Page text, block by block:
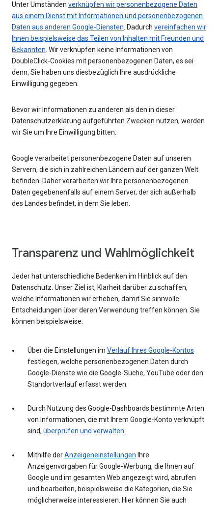
Unter Umständen verknüpfen wir personenbezogene Daten
aus einem Dienst mit Informationen und personenbezogenen
Daten aus anderen Google-Diensten. Dadurch vereinfachen wir
Ihnen beispielsweise das Teilen von Inhalten mit Freunden und
Bekannten. Wir verknüpfen keine Informationen von
DoubleClick-Cookies mit personenbezogenen Daten, es sei
denn, Sie haben uns diesbezüglich Ihre ausdrückliche
Einwilligung gegeben.
Bevor wir Informationen zu anderen als den in dieser
Datenschutzerklärung aufgeführten Zwecken nutzen, werden
wir Sie um Ihre Einwilligung bitten.
Google verarbeitet personenbezogene Daten auf unseren
Servern, die sich in zahlreichen Ländern auf der ganzen Welt
befinden. Daher verarbeiten wir Ihre personenbezogenen
Daten gegebenenfalls auf einem Server, der sich außerhalb
des Landes befindet, in dem Sie leben.
Transparenz und Wahlmöglichkeit
Jeder hat unterschiedliche Bedenken im Hinblick auf den
Datenschutz. Unser Ziel ist, Klarheit darüber zu schaffen,
welche Informationen wir erheben, damit Sie sinnvolle
Entscheidungen über deren Verwendung treffen können. Sie
können beispielsweise:
Über die Einstellungen im Verlauf Ihres Google-Kontos
festlegen, welche personenbezogenen Daten durch
Google-Dienste wie die Google-Suche, YouTube oder den
Standortverlauf erfasst werden.
Durch Nutzung des Google-Dashboards bestimmte Arten
von Informationen, die mit Ihrem Google-Konto verknüpft
sind, überprüfen und verwalten.
Mithilfe derAnzeigeneinstellungen Ihre
Anzeigenvorgaben für Google-Werbung, die Ihnen auf
Google und im gesamten Web angezeigt wird, abrufen
und bearbeiten, beispielsweise die Kategorien, die Sie
möglicherweise interessieren. Hier können Sie auch